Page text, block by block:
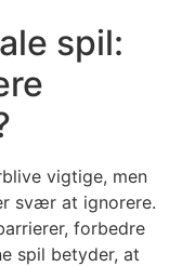
spil:
vigtige, men
svær at ignorere.
forbedre
spil betyder, at